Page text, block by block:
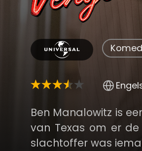
Ben Manalowitz is
van Texas om er
slachtoffer was